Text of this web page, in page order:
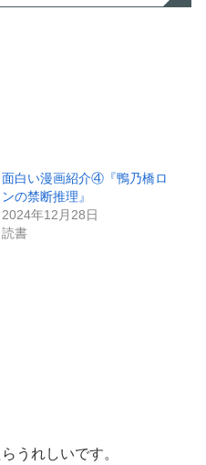
面白い漫画紹介④『鴨乃橋ロ
ンの禁断推理』
2024年12月28日
読書
うれしいです。